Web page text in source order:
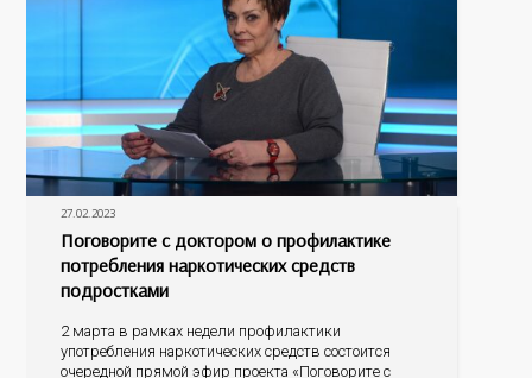
27.02.2023
Поговорите с доктором о профилактике
потребления наркотических средств
подростками
2 марта в рамках недели профилактики
употребления наркотических средств состоится
очередной прямой эфир проекта «Поговорите с